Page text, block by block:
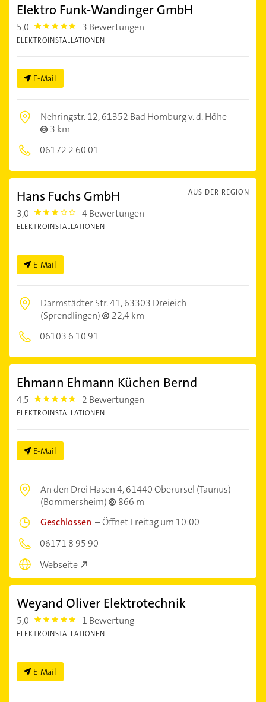
Elektro Funk-Wandinger GmbH
5,0 5.0 3 Bewertungen
ELEKTROINSTALLATIONEN
E-Mail
Nehringstr. 12,61352 Bad Homburg v. d. Höhe
3 km
06172 2 60 01
AUS DER REGION
Hans Fuchs GmbH
3,0 3.0 4 Bewertungen
ELEKTROINSTALLATIONEN
E-Mail
Darmstädter Str. 41,63303 Dreieich
(Sprendlingen)
22,4 km
06103 6 10 91
Ehmann Ehmann Küchen Bernd
4,5 4.5 2 Bewertungen
ELEKTROINSTALLATIONEN
E-Mail
An den Drei Hasen 4,61440 Oberursel (Taunus)
(Bommersheim)
866 m
Geschlossen –Öffnet Freitag um 10:00
06171 8 95 90
Webseite
Weyand Oliver Elektrotechnik
5,0 5.0 1 Bewertung
ELEKTROINSTALLATIONEN
E-Mail